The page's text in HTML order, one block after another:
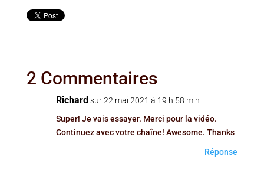
2 Commentaires
Richard sur 22 mai 2021 à 19 h 58 min
Super! Je vais essayer. Merci pour la vidéo.
Continuez avec votre chaîne! Awesome. Thanks
Réponse